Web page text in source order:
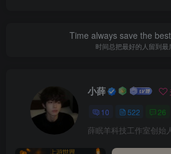
Time always save the
时间总把最好的人留到最
小薛
10 522 26
薛眠羊科技工作室创始